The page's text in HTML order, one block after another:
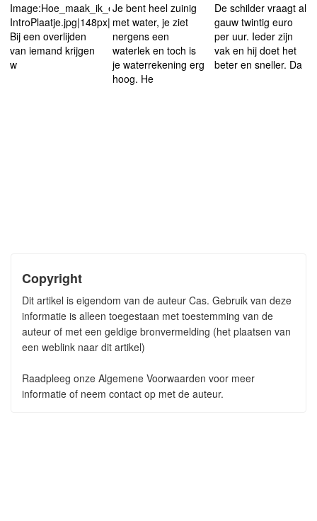
Image:Hoe_maak_ik_een_grafkist-
IntroPlaatje.jpg|148px|left
Bij een overlijden
van iemand krijgen
w
Je bent heel zuinig
met water, je ziet
nergens een
waterlek en toch is
je waterrekening erg
hoog. He
De schilder vraagt al
gauw twintig euro
per uur. Ieder zijn
vak en hij doet het
beter en sneller. Da
Copyright
Dit artikel is eigendom van de auteur Cas. Gebruik van deze
informatie is alleen toegestaan met toestemming van de
auteur of met een geldige bronvermelding (het plaatsen van
een weblink naar dit artikel)
Raadpleeg onze Algemene Voorwaarden voor meer
informatie of neem contact op met de auteur.